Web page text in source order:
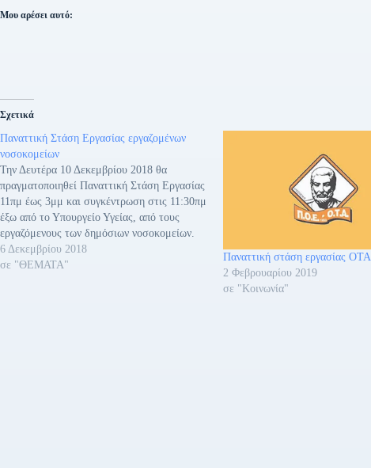
Μου αρέσει αυτό:
Σχετικά
Παναττική Στάση Εργασίας εργαζομένων
νοσοκομείων
Την Δευτέρα 10 Δεκεμβρίου 2018 θα
πραγματοποιηθεί Παναττική Στάση Εργασίας
11πμ έως 3μμ και συγκέντρωση στις 11:30πμ
έξω από το Υπουργείο Υγείας, από τους
εργαζόμενους των δημόσιων νοσοκομείων.
Σε ανακοίνωση της ΠΟΕΔΗΝ τονίζεται «Το
μόνιμο προσωπικό των Νοσοκομείων και των
6 Δεκεμβρίου 2018
σε "ΘΕΜΑΤΑ"
Παναττική στάση εργασίας ΟΤΑ
2 Φεβρουαρίου 2019
σε "Κοινωνία"